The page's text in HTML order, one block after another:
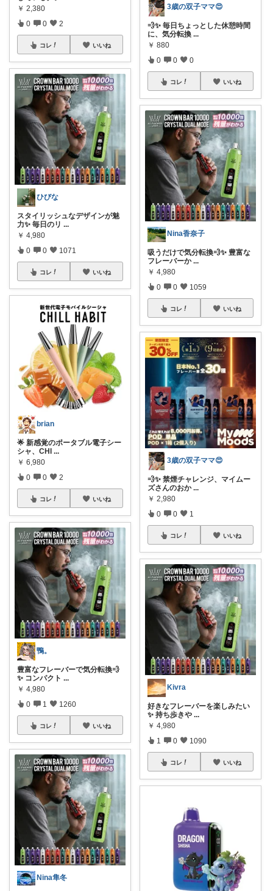
￥ 2,380
0 0 2
コレ いいね
ひびな
スタイリッシュなデザインが魅
力✨ 毎日のリ ...
￥ 4,980
0 0 1071
コレ いいね
brian
🌟 新感覚のポータブル電子シー
シャ、CHI ...
￥ 6,980
0 0 2
コレ いいね
鴨。
豊富なフレーバーで気分転換💨
✨ コンパクト ...
￥ 4,980
0 1 1260
コレ いいね
Nina隼冬
3歳の双子ママ😍
💨✨ 毎日ちょっとした休憩時間
に、気分転換 ...
￥ 880
0 0 0
コレ いいね
Nina香奈子
吸うだけで気分転換💨✨ 豊富な
フレーバーか ...
￥ 4,980
0 0 1059
コレ いいね
3歳の双子ママ😍
💨✨ 禁煙チャレンジ、マイムー
ズさんのおか ...
￥ 2,980
0 0 1
コレ いいね
Kivra
好きなフレーバーを楽しみたい
✨ 持ち歩きや ...
￥ 4,980
1 0 1090
コレ いいね